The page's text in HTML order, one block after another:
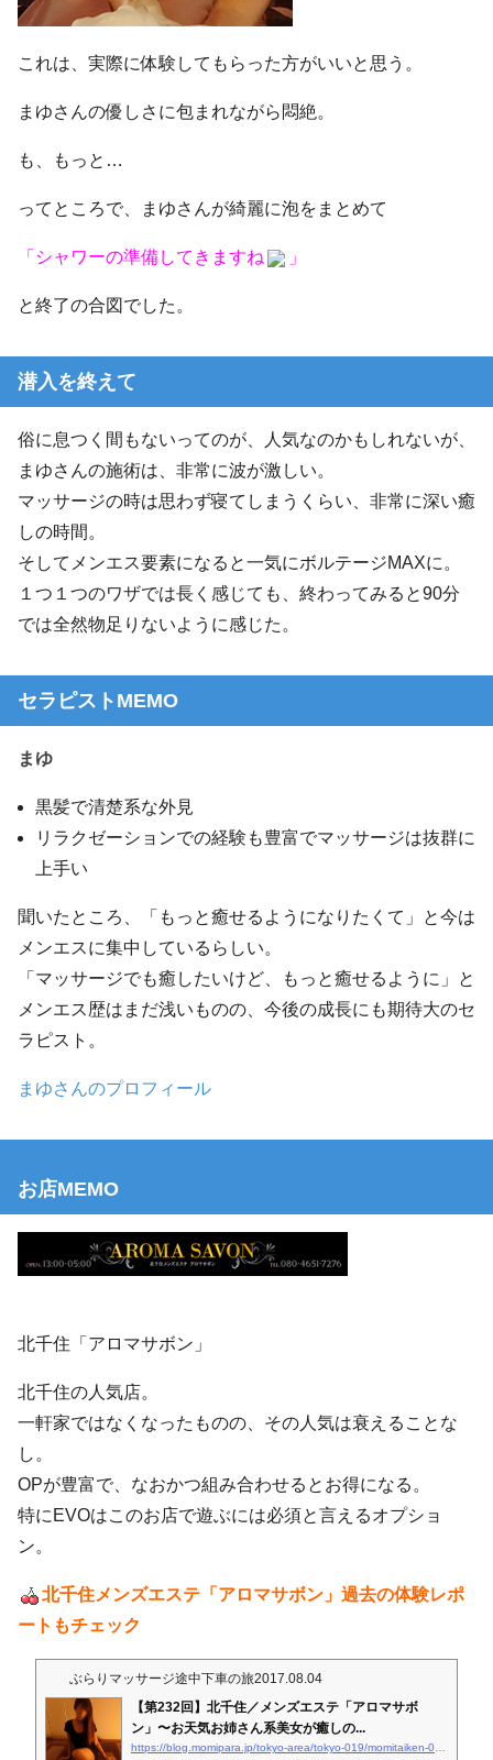
これは、実際に体験してもらった方がいいと思う。
まゆさんの優しさに包まれながら悶絶。
も、もっと…
ってところで、まゆさんが綺麗に泡をまとめて
「シャワーの準備してきますね 」
と終了の合図でした。
潜入を終えて
俗に息つく間もないってのが、人気なのかもしれないが、
まゆさんの施術は、非常に波が激しい。
マッサージの時は思わず寝てしまうくらい、非常に深い癒
しの時間。
そしてメンエス要素になると一気にボルテージMAXに。
１つ１つのワザでは長く感じても、終わってみると90分
では全然物足りないように感じた。
セラピストMEMO
まゆ
黒髪で清楚系な外見
リラクゼーションでの経験も豊富でマッサージは抜群に
上手い
聞いたところ、「もっと癒せるようになりたくて」と今は
メンエスに集中しているらしい。
「マッサージでも癒したいけど、もっと癒せるように」と
メンエス歴はまだ浅いものの、今後の成長にも期待大のセ
ラピスト。
まゆさんのプロフィール
お店MEMO
北千住「 アロマサボン 」
北千住の人気店。
一軒家ではなくなったものの、その人気は衰えることな
し。
OPが豊富で、なおかつ組み合わせるとお得になる。
特にEVOはこのお店で遊ぶには必須と言えるオプショ
ン。
北千住メンズエステ「アロマサボン」過去の体験レポ
ートもチェック
ぶらりマッサージ途中下車の旅2017.08.04
【第232回】北千住／メンズエステ「アロマサボ
ン」〜お天気お姉さん系美女が癒しの...